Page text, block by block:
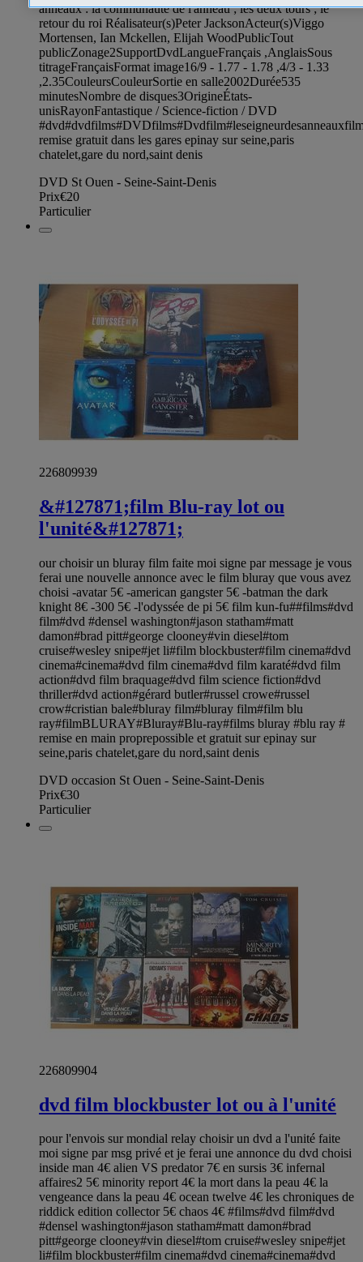
anneaux : la communauté de l'anneau ; les deux tours ; le
retour du roi Réalisateur(s)Peter JacksonActeur(s)Viggo
Mortensen, Ian Mckellen, Elijah WoodPublicTout
publicZonage2SupportDvdLangueFrançais ,AnglaisSous
titrageFrançaisFormat image16/9 - 1.77 - 1.78 ,4/3 - 1.33
,2.35CouleursCouleurSortie en salle2002Durée535
minutesNombre de disques3OrigineÉtats-
unisRayonFantastique / Science-fiction / DVD
remise gratuit dans les gares epinay sur seine,paris
chatelet,gare du nord,saint denis
DVD St Ouen - Seine-Saint-Denis
Prix€20
Particulier
226809939
&#127871;film Blu-ray lot ou
l'unité&#127871;
our choisir un bluray film faite moi signe par message je vous
ferai une nouvelle annonce avec le film bluray que vous avez
choisi -avatar 5€ -american gangster 5€ -batman the dark
knight 8€ -300 5€ -l'odyssée de pi 5€ film kun-fu##films#dvd
film#dvd #densel washington#jason statham#matt
damon#brad pitt#george clooney#vin diesel#tom
cruise#wesley snipe#jet li#film blockbuster#film cinema#dvd
cinema#cinema#dvd film cinema#dvd film karaté#dvd film
action#dvd film braquage#dvd film science fiction#dvd
thriller#dvd action#gérard butler#russel crowe#russel
crow#cristian bale#bluray film#bluray film#film blu
ray#filmBLURAY#Bluray#Blu-ray#films bluray #blu ray #
remise en main proprepossible et gratuit sur epinay sur
seine,paris chatelet,gare du nord,saint denis
DVD occasion St Ouen - Seine-Saint-Denis
Prix€30
Particulier
226809904
dvd film blockbuster lot ou à l'unité
pour l'envois sur mondial relay choisir un dvd a l'unité faite
moi signe par msg privé et je ferai une annonce du dvd choisi
inside man 4€ alien VS predator 7€ en sursis 3€ infernal
affaires2 5€ minority report 4€ la mort dans la peau 4€ la
vengeance dans la peau 4€ ocean twelve 4€ les chroniques de
riddick edition collector 5€ chaos 4€ #films#dvd film#dvd
#densel washington#jason statham#matt damon#brad
pitt#george clooney#vin diesel#tom cruise#wesley snipe#jet
li#film blockbuster#film cinema#dvd cinema#cinema#dvd